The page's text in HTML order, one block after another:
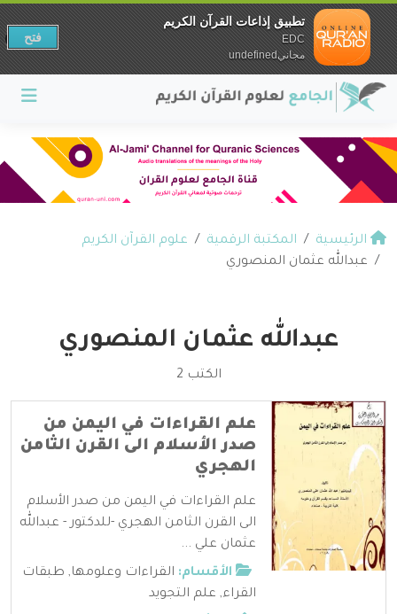
الرئيسية المكتبة الرقمية
علوم القرآن الكريم
عبدالله عثمان المنصوري
عبدالله عثمان المنصوري
الكتب 2
علم القراءات في اليمن من
صدر الأسلام الى القرن الثامن
الهجري
علم القراءات في اليمن من صدر الأسلام
الى القرن الثامن الهجري -للدكتور - عبدالله
عثمان علي ...
الأقسام: القراءات وعلومها, طبقات
القراء, علم التجويد
تطبيق إذاعات القرآن الكريم
EDC
مجانيundefined
فتح